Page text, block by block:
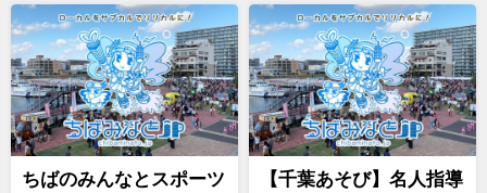
ちばのみんなとスポーツ
【千葉あそび】名人指導